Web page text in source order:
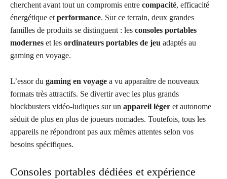
cherchent avant tout un compromis entre compacité, efficacité
énergétique et performance. Sur ce terrain, deux grandes
familles de produits se distinguent : les consoles portables
modernes et les ordinateurs portables de jeu adaptés au
gaming en voyage.
L’essor du gaming en voyage a vu apparaître de nouveaux
formats très attractifs. Se divertir avec les plus grands
blockbusters vidéo-ludiques sur un appareil léger et autonome
séduit de plus en plus de joueurs nomades. Toutefois, tous les
appareils ne répondront pas aux mêmes attentes selon vos
besoins spécifiques.
Consoles portables dédiées et expérience